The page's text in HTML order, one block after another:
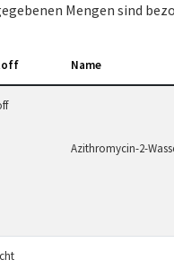
Mengen sind
Name
Azithromycin-2-